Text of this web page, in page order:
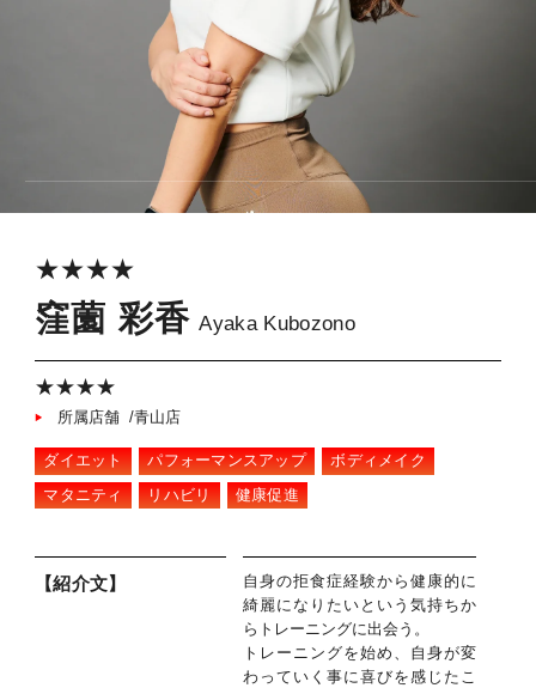
★★★★
窪薗 彩香 Ayaka Kubozono
★★★★
所属店舗 /青山店
ダイエット パフォーマンスアップ ボディメイク
マタニティ リハビリ 健康促進
【紹介文】
自身の拒食症経験から健康的に
綺麗になりたいという気持ちか
らトレーニングに出会う。
トレーニングを始め、自身が変
わっていく事に喜びを感じたこ
MEDIA
メディア
FAQ